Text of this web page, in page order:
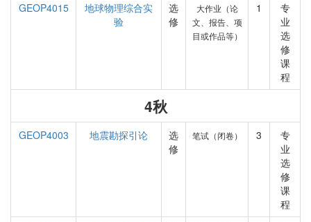
GEOP4015
地球物理综合实
验
选
修
大作业（论
文、报告、项
目或作品等）
1
专
业
选
修
课
程
4秋
GEOP4003 地震勘探引论
选
修
笔试（闭卷） 3
专
业
选
修
课
程